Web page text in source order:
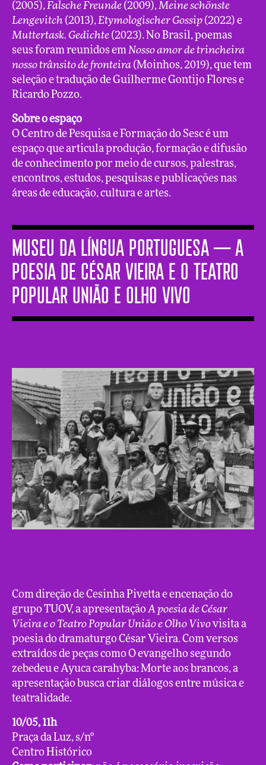
(2005),Falsche Freunde (2009),Meine schönste
Lengevitch (2013),Etymologischer Gossip (2022) e
Muttertask. Gedichte (2023). No Brasil, poemas
seus foram reunidos emNosso amor de trincheira
nosso trânsito de fronteira (Moinhos, 2019), que tem
seleção e tradução de Guilherme Gontijo Flores e
Ricardo Pozzo.
Sobre o espaço
O Centro de Pesquisa e Formação do Sesc é um
espaço que articula produção, formação e difusão
de conhecimento por meio de cursos, palestras,
encontros, estudos, pesquisas e publicações nas
áreas de educação, cultura e artes.
MUSEU DA LÍNGUA PORTUGUESA ─ A
poesia de César Vieira e o Teatro
Popular União e Olho Vivo
Com direção de Cesinha Pivetta e encenação do
grupo TUOV, a apresentaçãoA poesia de César
Vieira e o Teatro Popular União e Olho Vivovisita a
poesia do dramaturgo César Vieira. Com versos
extraídos de peças como O evangelho segundo
zebedeu e Ayuca carahyba: Morte aos brancos, a
apresentação busca criar diálogos entre música e
teatralidade.
10/05, 11h
Praça da Luz, s/nº
Centro Histórico